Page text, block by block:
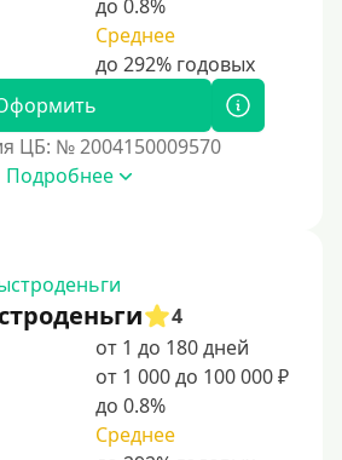
лет
до 0.8%
Среднее
ЦБ: № 2004150009570
Подробнее
4
от 1 до 180 дней
от 1 000 до 100 000 ₽
до 0.8%
Среднее